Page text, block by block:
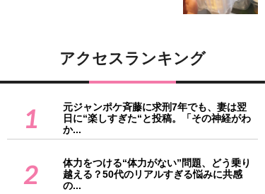
アクセスランキング
1
元ジャンポケ斉藤に求刑7年でも、妻は翌
日に“楽しすぎた“と投稿。「その神経がわ
か...
2
体力をつける“体力がない”問題、どう乗り
越える？50代のリアルすぎる悩みに共感
の...